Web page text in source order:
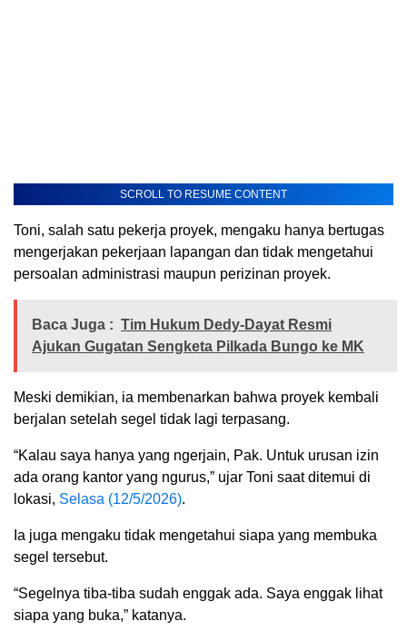
SCROLL TO RESUME CONTENT
Toni, salah satu pekerja proyek, mengaku hanya bertugas
mengerjakan pekerjaan lapangan dan tidak mengetahui
persoalan administrasi maupun perizinan proyek.
Baca Juga : Tim Hukum Dedy-Dayat Resmi
Ajukan Gugatan Sengketa Pilkada Bungo ke MK
Meski demikian, ia membenarkan bahwa proyek kembali
berjalan setelah segel tidak lagi terpasang.
“Kalau saya hanya yang ngerjain, Pak. Untuk urusan izin
ada orang kantor yang ngurus,” ujar Toni saat ditemui di
lokasi, Selasa (12/5/2026).
Ia juga mengaku tidak mengetahui siapa yang membuka
segel tersebut.
“Segelnya tiba-tiba sudah enggak ada. Saya enggak lihat
siapa yang buka,” katanya.